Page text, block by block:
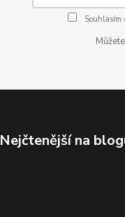
Souhlasím
Nejčtenější na